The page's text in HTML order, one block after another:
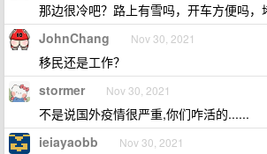
那边很冷吧？路上有雪吗，开车方便吗，
JohnChang Nov 30, 2021
移民还是工作？
stormer Nov 30, 2021
不是说国外疫情很严重,你们咋活的......
ieiayaobb Nov 30, 2021